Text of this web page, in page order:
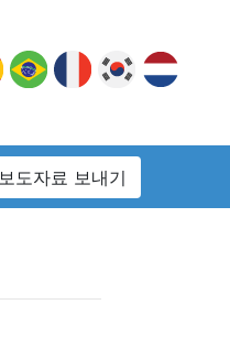
보도자료 보내기